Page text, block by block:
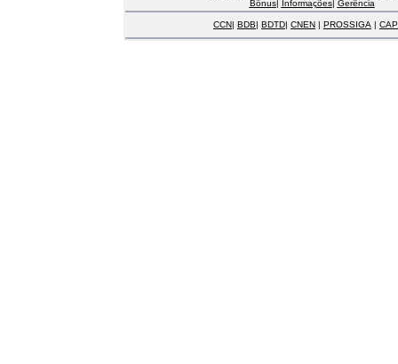
Bônus| Informações| Gerência
CCN| BDB| BDTD| CNEN | PROSSIGA |